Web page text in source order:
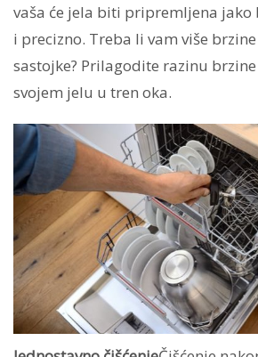
vaša će jela biti pripremljena jako
i precizno. Treba li vam više
sastojke? Prilagodite razinu
svojem jelu u tren oka.